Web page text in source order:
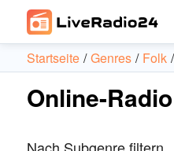
Startseite Genres Folk
Online-